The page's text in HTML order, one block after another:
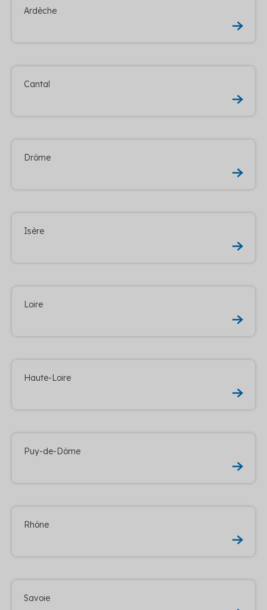
Ardèche
Cantal
Drôme
Isère
Loire
Haute-Loire
Puy-de-Dôme
Rhône
Savoie